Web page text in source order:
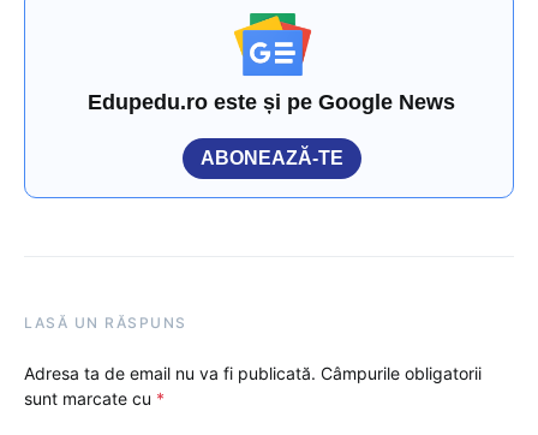
Edupedu.ro este și pe Google News
ABONEAZĂ-TE
LASĂ UN RĂSPUNS
Adresa ta de email nu va fi publicată. Câmpurile obligatorii
sunt marcate cu *